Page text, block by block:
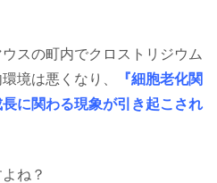
スの町内でクロストリジウム
境は悪くなり、
『細胞老化関
に関わる現象が引き起こされ
ね？